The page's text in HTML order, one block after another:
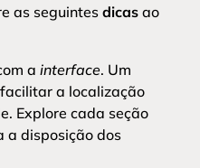
as seguintes dicasao
a interface. Um
a localização
Explore cada seção
a disposição dos